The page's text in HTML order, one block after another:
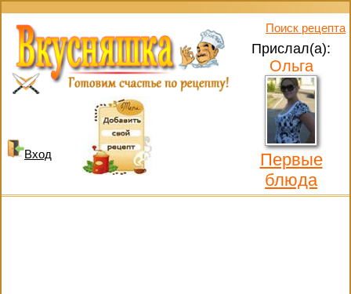
Вход
Поиск рецепта
Прислал(а):
Ольга
Первые
блюда